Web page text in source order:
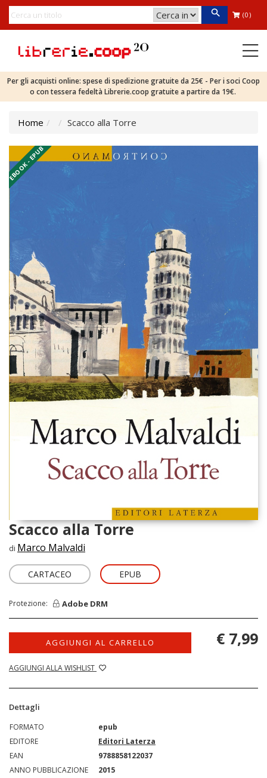
(0)
Per gli acquisti online: spese di spedizione gratuite da 25€ - Per i soci Coop
o con tessera fedeltà Librerie.coop gratuite a partire da 19€.
Home Scacco alla Torre
EBOOK - EPUB
Scacco alla Torre
di Marco Malvaldi
CARTACEO EPUB
Protezione: Adobe DRM
AGGIUNGI AL CARRELLO
AGGIUNGI ALLA WISHLIST
€ 7,99
Dettagli
FORMATO
epub
EDITORE
Editori Laterza
EAN
9788858122037
ANNO PUBBLICAZIONE
2015